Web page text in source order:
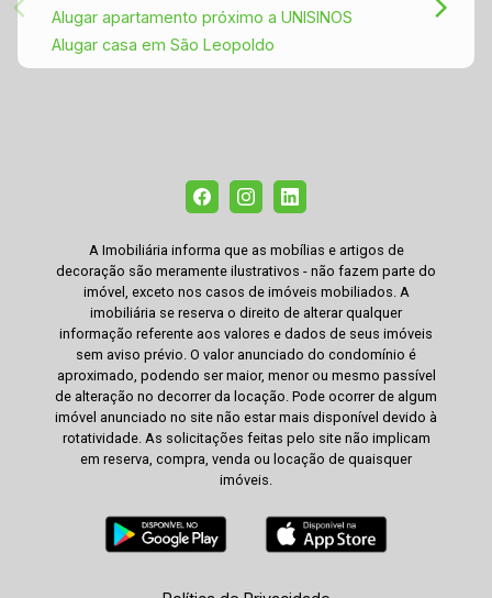
Alugar apartamento próximo a UNISINOS
Alugar casa em São Leopoldo
A Imobiliária informa que as mobílias e artigos de
decoração são meramente ilustrativos - não fazem parte do
imóvel, exceto nos casos de imóveis mobiliados. A
imobiliária se reserva o direito de alterar qualquer
informação referente aos valores e dados de seus imóveis
sem aviso prévio. O valor anunciado do condomínio é
aproximado, podendo ser maior, menor ou mesmo passível
de alteração no decorrer da locação. Pode ocorrer de algum
imóvel anunciado no site não estar mais disponível devido à
rotatividade. As solicitações feitas pelo site não implicam
em reserva, compra, venda ou locação de quaisquer
imóveis.